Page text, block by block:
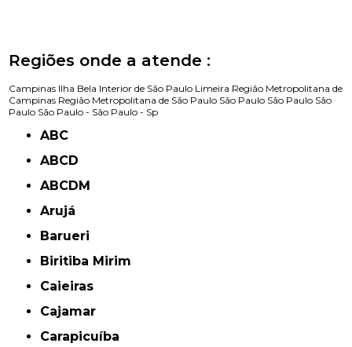
Regiões onde a atende :
Campinas Ilha Bela Interior de São Paulo Limeira Região Metropolitana de
Campinas Região Metropolitana de São Paulo São Paulo São Paulo São
Paulo São Paulo - São Paulo - Sp
ABC
ABCD
ABCDM
Arujá
Barueri
Biritiba Mirim
Caieiras
Cajamar
Carapicuíba